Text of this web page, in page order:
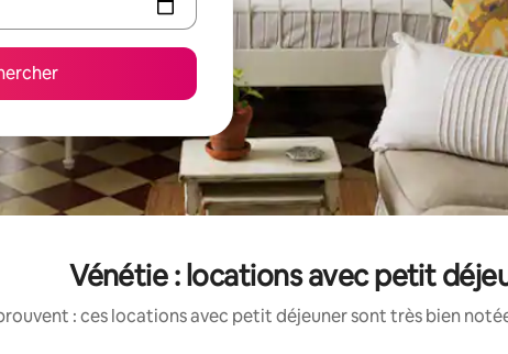
Vénétie : locations avec petit
: ces locations avec petit déjeuner sont très bien